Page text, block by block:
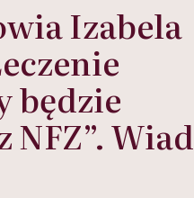
Izabela
będzie
NFZ”.